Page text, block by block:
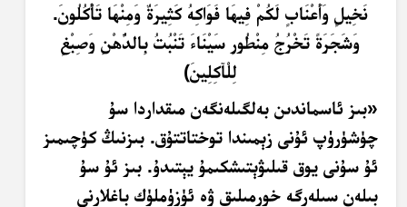
نخيل وَأَعناب لكم فيهَا فواكِهُ كَثِيرَةٌ ومنْهَا تَأْكلون.
وشجرَةً تخرج منطُور سيناءَ تنبت بالدُّهْن وَصِبغ
للْآكلين﴾
«بىز ئاسماندىن بەلگىلەنگەن مىقداردا سۇ
چۈشۈرۈپ ئۇنى زېمىندا توختاتتۇق. بىزنىڭ كۈچىمىز
ئۇ سۇنى يوق قىلىۋېتىشكىمۇ يېتىدۇ. بىز ئۇ سۇ
بىلەن سىلەرگە خورمىلىق ۋە ئۈزۈملۈك باغلارنى